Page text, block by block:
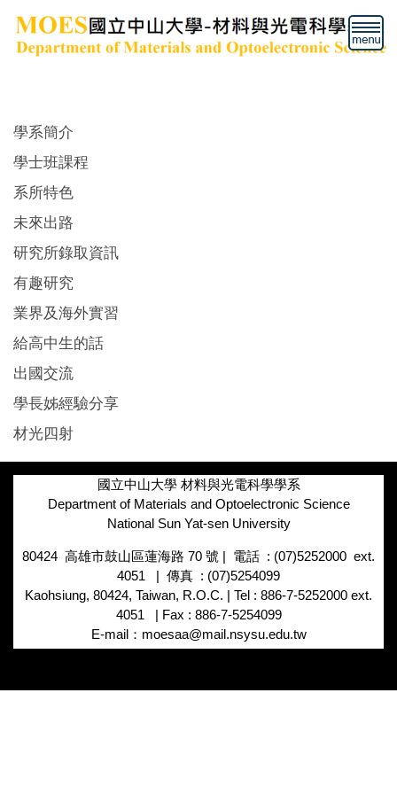
跳
到
主
區
學系簡介
學士班課程
系所特色
未來出路
研究所錄取資訊
有趣研究
業界及海外實習
給高中生的話
出國交流
學長姊經驗分享
材光四射
國立中山大學 材料與光電科學學系
Department of Materials and Optoelectronic Science
National Sun Yat-sen University
80424 高雄市鼓山區蓮海路 70 號 | 電話 : (07)5252000 ext.
4051 | 傳真 : (07)5254099
Kaohsiung, 80424, Taiwan, R.O.C. | Tel : 886-7-5252000 ext.
4051 | Fax : 886-7-5254099
E-mail：moesaa@mail.nsysu.edu.tw